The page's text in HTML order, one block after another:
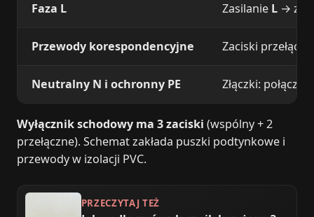
Faza L
Zasilanie L →
Przewody korespondencyjne Zaciski
Neutralny N i ochronny PE Złączki: połącz
Wyłącznik schodowy ma 3 zaciski (wspólny + 2
przełączne). Schemat zakłada puszki podtynkowe i
przewody w izolacji PVC.
PRZECZYTAJ TEŻ